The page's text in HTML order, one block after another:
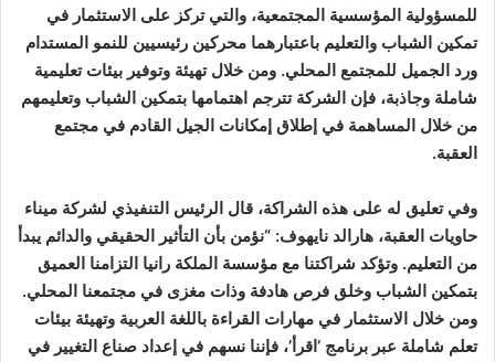
للمسؤولية المؤسسية المجتمعية، والتي تركز على الاستثمار في
تمكين الشباب والتعليم باعتبارهما محركين رئيسيين للنمو المستدام
ورد الجميل للمجتمع المحلي. ومن خلال تهيئة وتوفير بيئات تعليمية
شاملة وجاذبة، فإن الشركة تترجم اهتمامها بتمكين الشباب وتعليمهم
من خلال المساهمة في إطلاق إمكانات الجيل القادم في مجتمع
العقبة.
وفي تعليق له على هذه الشراكة، قال الرئيس التنفيذي لشركة ميناء
حاويات العقبة، هارالد نايهوف: “نؤمن بأن التأثير الحقيقي والدائم يبدأ
من التعليم. وتؤكد شراكتنا مع مؤسسة الملكة رانيا التزامنا العميق
بتمكين الشباب وخلق فرص هادفة وذات مغزى في مجتمعنا المحلي.
ومن خلال الاستثمار في مهارات القراءة باللغة العربية وتهيئة بيئات
تعلم شاملة عبر برنامج ‘اقرأ’، فإننا نسهم في إعداد صناع التغيير في